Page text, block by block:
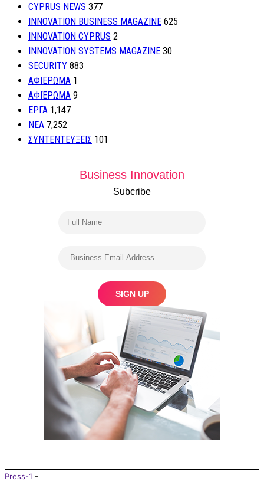
CYPRUS NEWS 377
INNOVATION BUSINESS MAGAZINE 625
INNOVATION CYPRUS 2
INNOVATION SYSTEMS MAGAZINE 30
SECURITY 883
ΑΦΙΕΡΩΜΑ 1
ΑΦΙΈΡΩΜΑ 9
ΕΡΓΑ 1,147
ΝΕΑ 7,252
ΣΥΝΤΕΝΤΕΥΞΕΙΣ 101
Business Innovation
Subcribe
Press-1 -